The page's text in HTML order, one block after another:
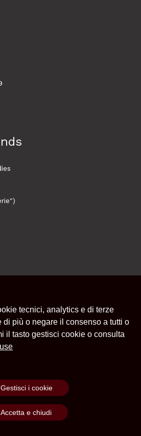
tecnici, analytics e di terze
di più o negare il consenso a tutti o
il tasto gestisci cookie o consulta
Gestisci i cookie
Accetta e chiudi